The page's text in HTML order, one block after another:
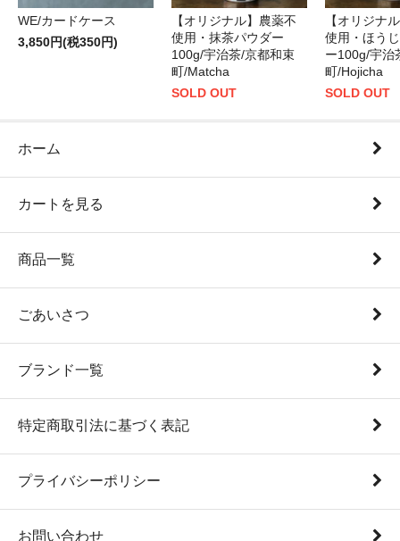
WE/カードケース
3,850円(税350円)
【オリジナル】農薬不
使用・抹茶パウダー
100g/宇治茶/京都和束
町/Matcha
SOLD OUT
【オリジナ
使用・ほう
ー100g/宇治
町/Hojicha
SOLD OUT
ホーム
カートを見る
商品一覧
ごあいさつ
ブランド一覧
特定商取引法に基づく表記
プライバシーポリシー
お問い合わせ